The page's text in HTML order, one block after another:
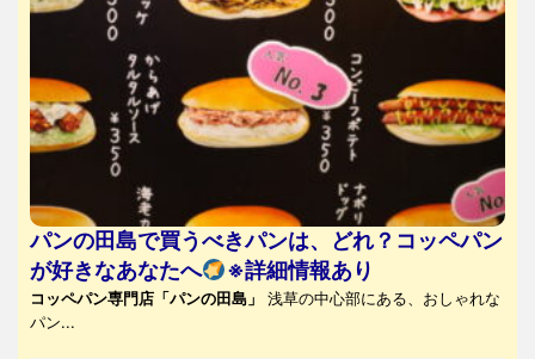
パンの田島で買うべきパンは、どれ？コッペパン
が好きなあなたへ
※詳細情報あり
コッペパン専門店「パンの田島」
浅草の中心部にある、おしゃれな
パン...